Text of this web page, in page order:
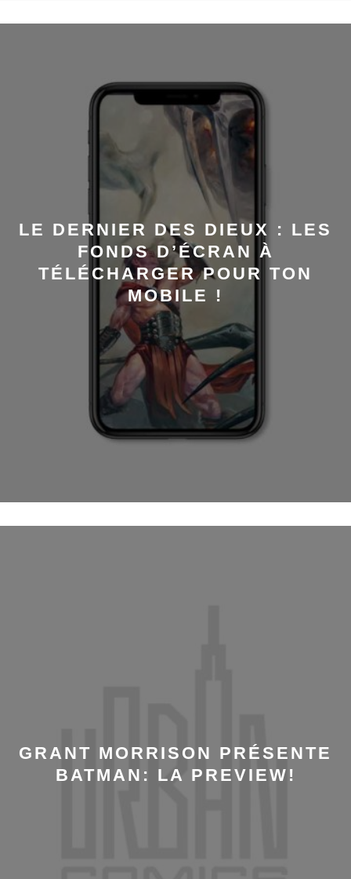
LE DERNIER DES DIEUX : LES
FONDS D’ÉCRAN À
TÉLÉCHARGER POUR TON
MOBILE !
GRANT MORRISON PRÉSENTE
BATMAN: LA PREVIEW!